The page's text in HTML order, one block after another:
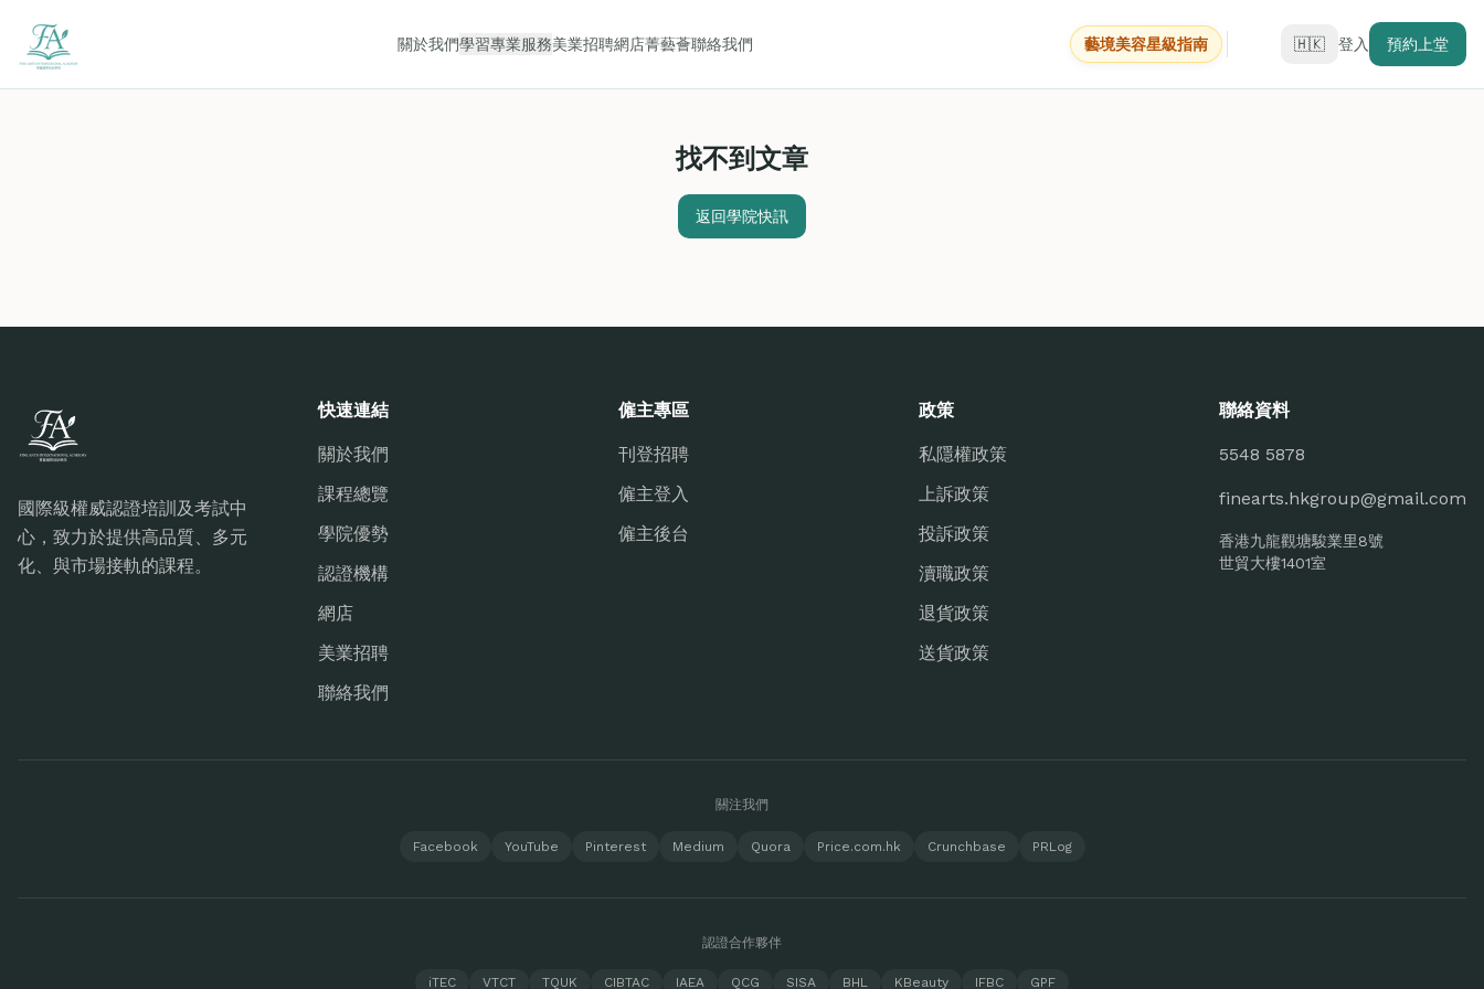
關於我們學習專業服務美業招聘網店菁藝薈聯絡我們 藝境美容星級指南 🇭🇰 登入 預約上堂
找不到文章
返回學院快訊
國際級權威認證培訓及考試中
心，致力於提供高品質、多元
化、與市場接軌的課程。
快速連結
關於我們
課程總覽
學院優勢
認證機構
網店
美業招聘
聯絡我們
僱主專區
刊登招聘
僱主登入
僱主後台
政策
私隱權政策
上訴政策
投訴政策
瀆職政策
退貨政策
送貨政策
聯絡資料
5548 5878
finearts.hkgroup@gmail.com
香港九龍觀塘駿業里8號
世貿大樓1401室
關注我們
Facebook YouTube Pinterest Medium Quora Price.com.hk Crunchbase PRLog
認證合作夥伴
iTEC VTCT TQUK CIBTAC IAEA QCG SISA BHL KBeauty IFBC GPF